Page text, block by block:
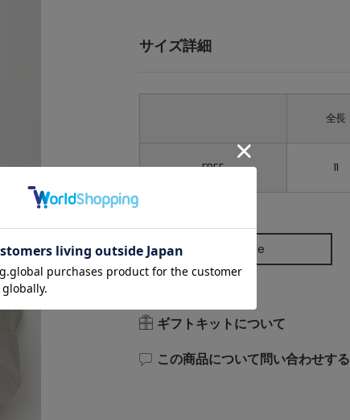
サイズ詳細
全長
FREE 11
Size Guide
ギフトキットについて
この商品について問い合わせする